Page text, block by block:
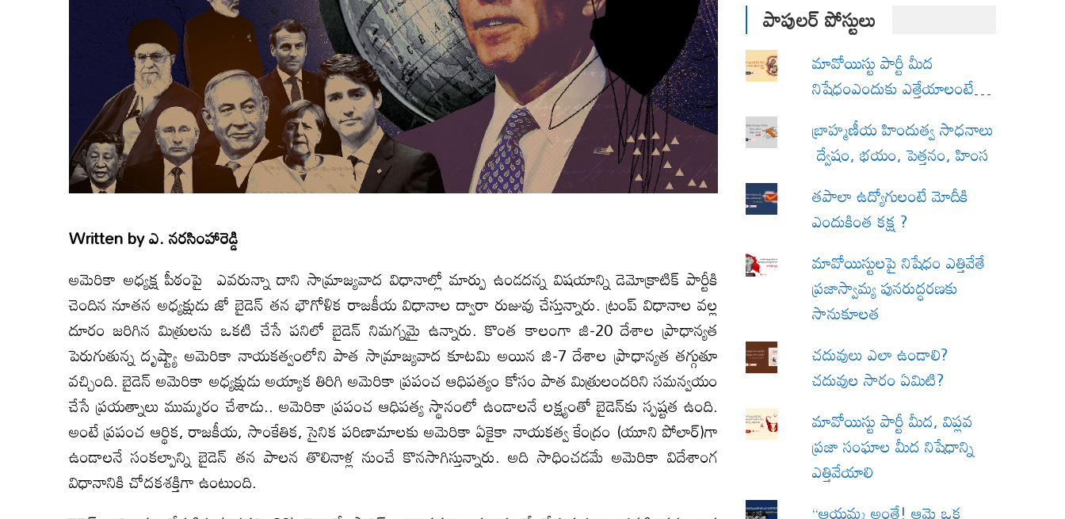
Written byఎ. నరసింహారెడ్డి
అమెరికా అధ్యక్ష పీఠంపై ఎవరున్నా దాని సామ్రాజ్యవాద విధానాల్లో మార్పు ఉండదన్న విషయాన్ని డెమోక్రాటిక్‌ పార్టీకి
చెందిన నూతన అధ్యక్షుడు జో బైడెన్‌ తన భౌగోళిక రాజకీయ విధానాల ద్వారా రుజువు చేస్తున్నారు. ట్రంప్‌ విధానాల వల్ల
దూరం జరిగిన మిత్రులను ఒకటి చేసే పనిలో బైడెన్‌ నిమగ్నమై ఉన్నారు. కొంత కాలంగా జి-20 దేశాల ప్రాధాన్యత
పెరుగుతున్న దృష్ట్యా అమెరికా నాయకత్వంలోని పాత సామ్రాజ్యవాద కూటమి అయిన జి-7 దేశాల ప్రాధాన్యత తగ్గుతూ
వచ్చింది. బైడెన్‌ అమెరికా అధ్యక్షుడు అయ్యాక తిరిగి అమెరికా ప్రపంచ ఆధిపత్యం కోసం పాత మిత్రులందరిని సమన్వయం
చేసే ప్రయత్నాలు ముమ్మరం చేశాడు.. అమెరికా ప్రపంచ ఆధిపత్య స్థానంలో ఉండాలనే లక్ష్యంతో బైడెన్‌కు స్పష్టత ఉంది.
అంటే ప్రపంచ ఆర్థిక, రాజకీయ, సాంకేతిక, సైనిక పరిణామాలకు అమెరికా ఏకైకా నాయకత్వ కేంద్రం (యూని పోలార్‌)గా
ఉండాలనే సంకల్పాన్ని బైడెన్‌ తన పాలన తొలినాళ్ల నుంచే కొనసాగిస్తున్నారు. అది సాధించడమే అమెరికా విదేశాంగ
విధానానికి చోదకశక్తిగా ఉంటుంది.
పాపులర్ పోస్టులు
మావోయిస్టు పార్టీ మీద
నిషేధంఎందుకు ఎత్తేయాలంటే…
బ్రాహ్మణీయ హిందుత్వ సాధనాలు
ద్వేషం, భయం, పెత్తనం, హింస
త‌పాలా ఉద్యోగులంటే మోదీకి
ఎందుకింత కక్ష ?
మావోయిస్టులపై నిషేధం ఎత్తివేతే
ప్రజాస్వామ్య పునరుద్ధరణకు
సానుకూలత
చదువులు ఎలా ఉండాలి?
చదువుల సారం ఏమిటి?
మావోయిస్టు పార్టీ మీద, విప్లవ
ప్రజా సంఘాల మీద నిషేధాన్ని
ఎత్తివేయాలి